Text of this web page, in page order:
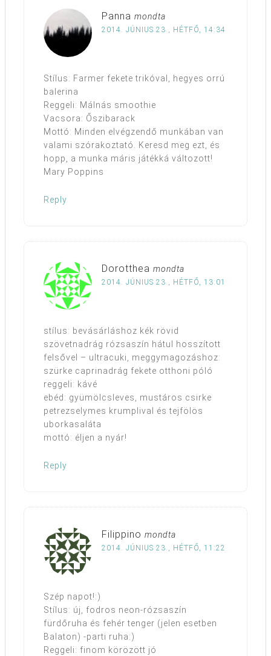
Panna mondta
2014. JÚNIUS 23., HÉTFŐ, 14:34
Stílus: Farmer fekete trikóval, hegyes orrú
balerina
Reggeli: Málnás smoothie
Vacsora: Őszibarack
Mottó: Minden elvégzendő munkában van
valami szórakoztató. Keresd meg ezt, és
hopp, a munka máris játékká változott!
Mary Poppins
Reply
Dorotthea mondta
2014. JÚNIUS 23., HÉTFŐ, 13:01
stílus: bevásárláshoz kék rövid
szövetnadrág rózsaszín hátul hosszított
felsővel – ultracuki, meggymagozáshoz:
szürke caprinadrág fekete otthoni póló
reggeli: kávé
ebéd: gyümölcsleves, mustáros csirke
petrezselymes krumplival és tejfölös
uborkasaláta
mottó: éljen a nyár!
Reply
Filippino mondta
2014. JÚNIUS 23., HÉTFŐ, 11:22
Szép napot!:)
Stílus: új, fodros neon-rózsaszín
fürdőruha és fehér tenger (jelen esetben
Balaton) -parti ruha:)
Reggeli: finom körözött jó